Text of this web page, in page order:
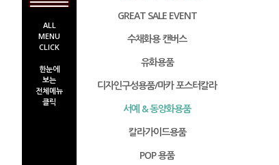
ALL
MENU
CLICK
한눈에
보는
전체메뉴
클릭
GREAT SALE EVENT
수채화용 캔버스
유화용품
디자인구성용품/마카 포스터칼라
서예 & 동양화용품
칼라가이드용품
POP 용품